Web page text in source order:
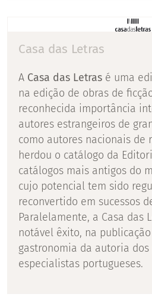
Casa das Letras
A Casa das Letras é uma
na edição de obras de
reconhecida importância
autores estrangeiros de
como autores nacionais de
herdou o catálogo da
catálogos mais antigos do
cujo potencial tem sido
reconvertido em sucessos
Paralelamente, a Casa das
notável êxito, na
gastronomia da autoria
especialistas portugueses.